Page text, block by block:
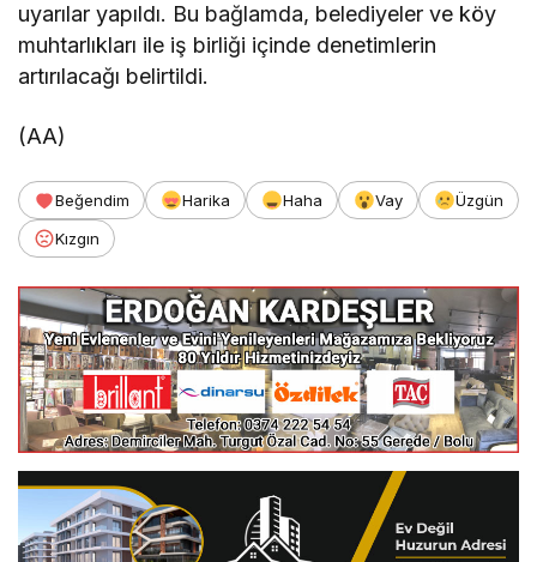
uyarılar yapıldı. Bu bağlamda, belediyeler ve köy
muhtarlıkları ile iş birliği içinde denetimlerin
artırılacağı belirtildi.
(AA)
Beğendim Harika Haha Vay
Üzgün
Kızgın